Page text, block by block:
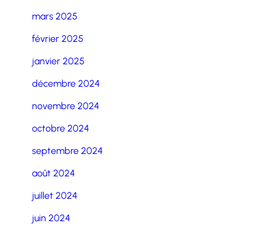
mars 2025
février 2025
janvier 2025
décembre 2024
novembre 2024
octobre 2024
septembre 2024
août 2024
juillet 2024
juin 2024